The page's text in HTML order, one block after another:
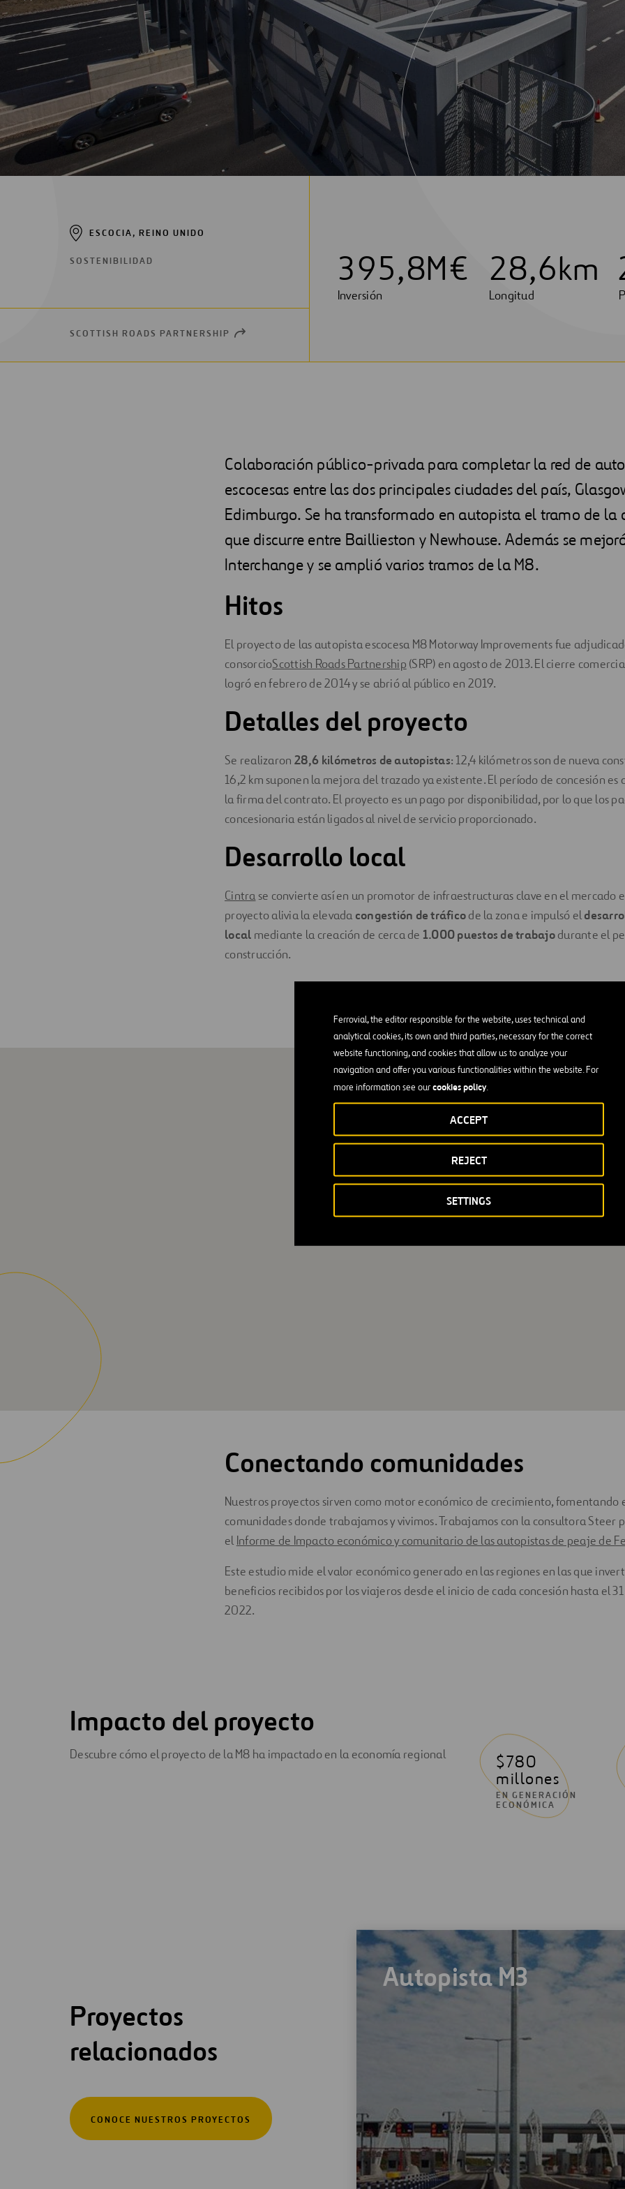
Ferrovial, the editor responsible for the website, uses technical and
analytical cookies, its own and third parties, necessary for the correct
website functioning, and cookies that allow us to analyze your
navigation and offer you various functionalities within the website. For
more information see ourcookies policy.
SETTINGS
REJECT
ACCEPT
Digitalización
Automatización
Ingeniería
ESCOCIA, REINO UNIDO
SOSTENIBILIDAD
SCOTTISH ROADS PARTNERSHIP OPEN
WINDOW
395,8M€
Inversión
28,6km
Longitud
Colaboración público-privada para completar la red de
escocesas entre las dos principales ciudades del país,
Edimburgo. Se ha transformado en autopista el tramo de la
que discurre entre Baillieston y Newhouse. Además se
Interchange y se amplió varios tramos de la M8.
Hitos
El proyecto de las autopista escocesa M8 Motorway Improvements fue
consorcioScottish Roads Partnership (SRP) en agosto de 2013. El cierre
logró en febrero de 2014 y se abrió al público en 2019.
Detalles del proyecto
Se realizaron 28,6 kilómetros de autopistas: 12,4 kilómetros son de nueva
16,2 km suponen la mejora del trazado ya existente. El período de concesión es
la firma del contrato. El proyecto es un pago por disponibilidad, por lo que los
concesionaria están ligados al nivel de servicio proporcionado.
Desarrollo local
Cintra se convierte así en un promotor de infraestructuras clave en el mercado
proyecto alivia la elevada congestión de tráficode la zona e impulsó el
local mediante la creación de cerca de 1.000 puestos de trabajodurante el
construcción.
Conectando comunidades
Nuestros proyectos sirven como motor económico de crecimiento, fomentando
comunidades donde trabajamos y vivimos. Trabajamos con la consultora Steer
el Informe de Impacto económico y comunitario de las autopistas de peaje de
Este estudio mide el valor económico generado en las regiones en las que
beneficios recibidos por los viajeros desde el inicio de cada concesión hasta el
2022.
Impacto del proyecto
Descubre cómo el proyecto de la M8 ha impactado en la economía regional
$780
millones
EN GENERACIÓN
ECONÓMICA
Proyectos
relacionados
CONOCE NUESTROS PROYECTOS
Autopista M3